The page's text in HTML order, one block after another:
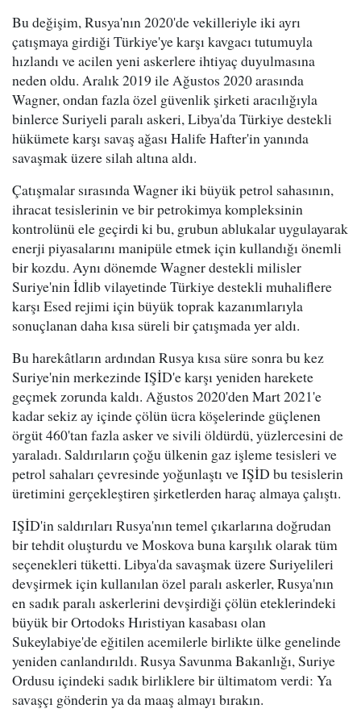
Bu değişim, Rusya'nın 2020'de vekilleriyle iki ayrı
çatışmaya girdiği Türkiye'ye karşı kavgacı tutumuyla
hızlandı ve acilen yeni askerlere ihtiyaç duyulmasına
neden oldu. Aralık 2019 ile Ağustos 2020 arasında
Wagner, ondan fazla özel güvenlik şirketi aracılığıyla
binlerce Suriyeli paralı askeri, Libya'da Türkiye destekli
hükümete karşı savaş ağası Halife Hafter'in yanında
savaşmak üzere silah altına aldı.
Çatışmalar sırasında Wagner iki büyük petrol sahasının,
ihracat tesislerinin ve bir petrokimya kompleksinin
kontrolünü ele geçirdi ki bu, grubun ablukalar uygulayarak
enerji piyasalarını manipüle etmek için kullandığı önemli
bir kozdu. Aynı dönemde Wagner destekli milisler
Suriye'nin İdlib vilayetinde Türkiye destekli muhaliflere
karşı Esed rejimi için büyük toprak kazanımlarıyla
sonuçlanan daha kısa süreli bir çatışmada yer aldı.
Bu harekâtların ardından Rusya kısa süre sonra bu kez
Suriye'nin merkezinde IŞİD'e karşı yeniden harekete
geçmek zorunda kaldı. Ağustos 2020'den Mart 2021'e
kadar sekiz ay içinde çölün ücra köşelerinde güçlenen
örgüt 460'tan fazla asker ve sivili öldürdü, yüzlercesini de
yaraladı. Saldırıların çoğu ülkenin gaz işleme tesisleri ve
petrol sahaları çevresinde yoğunlaştı ve IŞİD bu tesislerin
üretimini gerçekleştiren şirketlerden haraç almaya çalıştı.
IŞİD'in saldırıları Rusya'nın temel çıkarlarına doğrudan
bir tehdit oluşturdu ve Moskova buna karşılık olarak tüm
seçenekleri tüketti. Libya'da savaşmak üzere Suriyelileri
devşirmek için kullanılan özel paralı askerler, Rusya'nın
en sadık paralı askerlerini devşirdiği çölün eteklerindeki
büyük bir Ortodoks Hıristiyan kasabası olan
Sukeylabiye'de eğitilen acemilerle birlikte ülke genelinde
yeniden canlandırıldı. Rusya Savunma Bakanlığı, Suriye
Ordusu içindeki sadık birliklere bir ültimatom verdi: Ya
savaşçı gönderin ya da maaş almayı bırakın.